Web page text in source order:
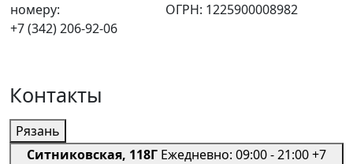
номеру:
+7 (342) 206-92-06
ОГРН: 1225900008982
Контакты
Рязань
Ситниковская, 118Г Ежедневно: 09:00 - 21:00+7